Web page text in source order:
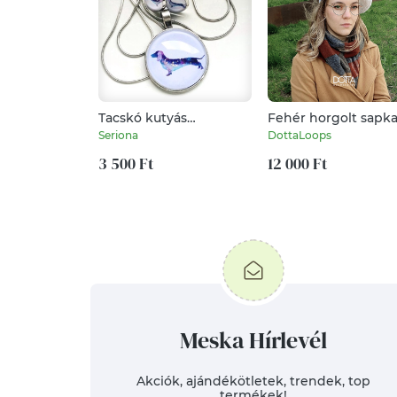
Tacskó kutyás
cabochon, üveglencsés
Seriona
3 500 Ft
Fehér horgolt
nőies svájci fazon -
vastag meleg téli
gyapjús fonalból
DottaLoops
12 000 Ft
Meska Hírlevél
Akciók, ajándékötletek, trendek, top